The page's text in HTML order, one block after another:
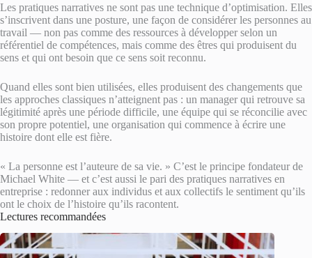
Les pratiques narratives ne sont pas une technique d’optimisation. Elles
s’inscrivent dans une posture, une façon de considérer les personnes au
travail — non pas comme des ressources à développer selon un
référentiel de compétences, mais comme des êtres qui produisent du
sens et qui ont besoin que ce sens soit reconnu.
Quand elles sont bien utilisées, elles produisent des changements que
les approches classiques n’atteignent pas : un manager qui retrouve sa
légitimité après une période difficile, une équipe qui se réconcilie avec
son propre potentiel, une organisation qui commence à écrire une
histoire dont elle est fière.
« La personne est l’auteure de sa vie. » C’est le principe fondateur de
Michael White — et c’est aussi le pari des pratiques narratives en
entreprise : redonner aux individus et aux collectifs le sentiment qu’ils
ont le choix de l’histoire qu’ils racontent.
Lectures recommandées